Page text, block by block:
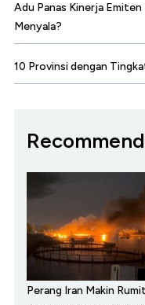
Adu Panas Kinerja Emiten
Menyala?
10 Provinsi dengan
Perang Iran Makin